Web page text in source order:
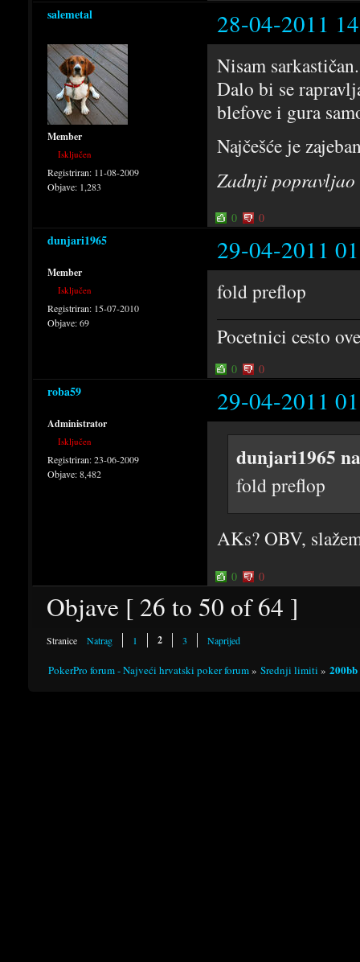
salemetal 28-04-2011
Member
Isključen
Registriran: 11-08-2009
Objave: 1,283
Nisam
Dalo bi se
blefove i gura
Najčešće je
Zadnji
0 0
dunjari1965 29-04-2011
Member
Isključen
Registriran: 15-07-2010
Objave:69
fold preflop
Pocetnici cesto
0 0
roba59 29-04-2011
Administrator
Isključen
Registriran:23-06-2009
Objave:8,482
dunjari1965
fold preflop
AKs? OBV,
0 0
Objave [ 26 to 50 of 64 ]
Stranice Natrag 1 2 3 Naprijed
PokerPro forum - Najveći hrvatski poker forum» Srednji limiti »